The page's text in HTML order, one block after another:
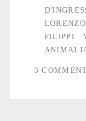
FILIPPI
3